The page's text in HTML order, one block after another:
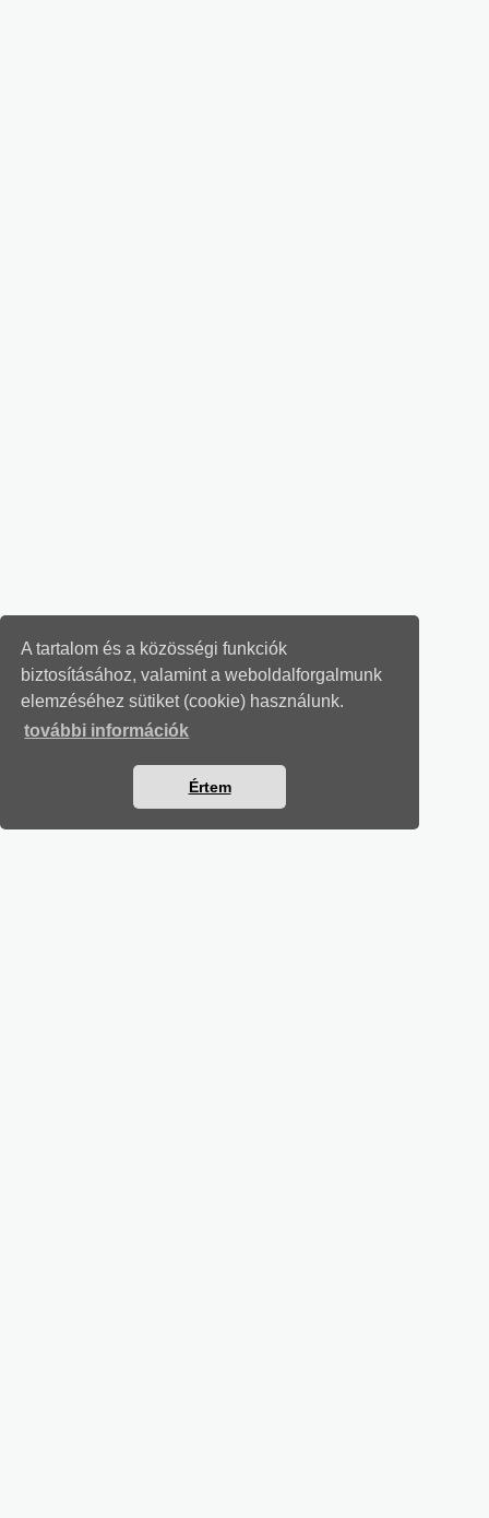
A tartalom és a közösségi funkciók
biztosításához, valamint a weboldalforgalmunk
elemzéséhez sütiket (cookie) használunk.
további információk
Értem